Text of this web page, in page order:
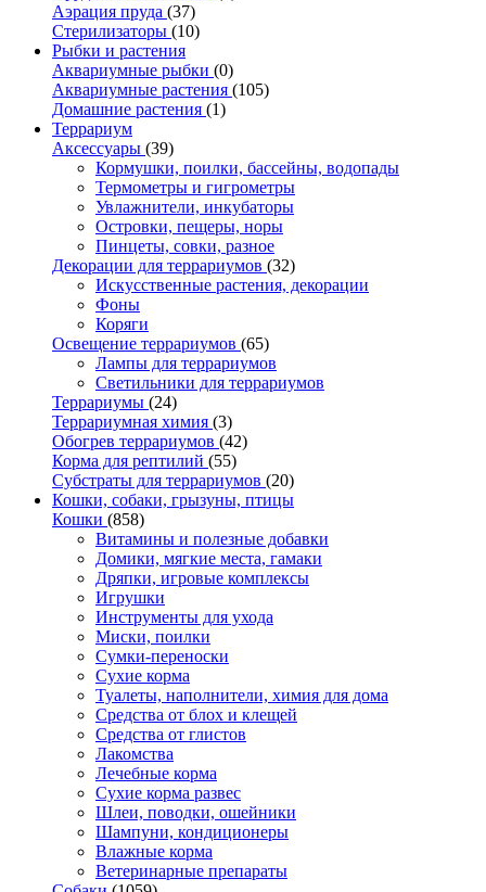
Аэрация пруда (37)
Стерилизаторы (10)
Рыбки и растения
Аквариумные рыбки (0)
Аквариумные растения (105)
Домашние растения (1)
Террариум
Аксессуары (39)
Кормушки, поилки, бассейны, водопады
Термометры и гигрометры
Увлажнители, инкубаторы
Островки, пещеры, норы
Пинцеты, совки, разное
Декорации для террариумов (32)
Искусственные растения, декорации
Фоны
Коряги
Освещение террариумов (65)
Лампы для террариумов
Светильники для террариумов
Террариумы (24)
Террариумная химия (3)
Обогрев террариумов (42)
Корма для рептилий (55)
Субстраты для террариумов (20)
Кошки, собаки, грызуны, птицы
Кошки (858)
Витамины и полезные добавки
Домики, мягкие места, гамаки
Дряпки, игровые комплексы
Игрушки
Инструменты для ухода
Миски, поилки
Сумки-переноски
Сухие корма
Туалеты, наполнители, химия для дома
Средства от блох и клещей
Средства от глистов
Лакомства
Лечебные корма
Сухие корма развес
Шлеи, поводки, ошейники
Шампуни, кондиционеры
Влажные корма
Ветеринарные препараты